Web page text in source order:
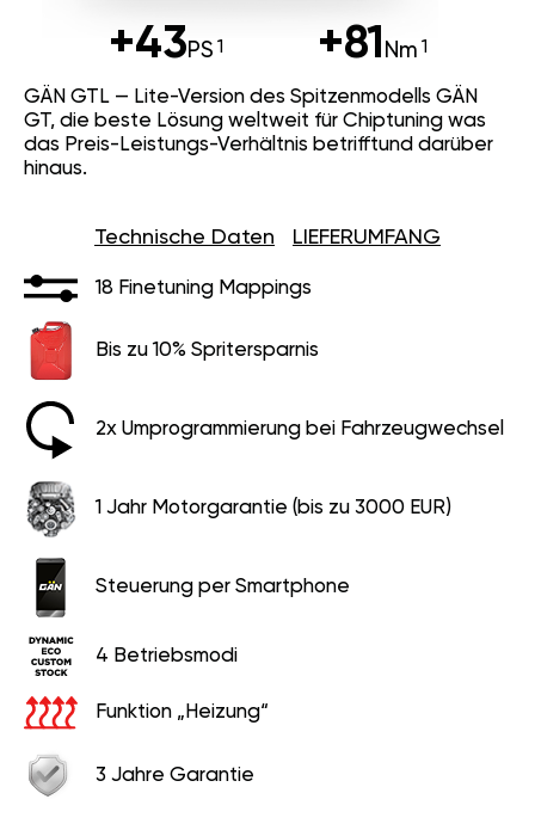
+43PS +81 Nm
GÄN GTL — Lite-Version des Spitzenmodells GÄN
GT, die beste Lösung weltweit für Chiptuning was
das Preis-Leistungs-Verhältnis betrifftund darüber
hinaus.
Technische Daten LIEFERUMFANG
18 Finetuning Mappings
Bis zu 10% Spritersparnis
2x Umprogrammierung bei Fahrzeugwechsel
1 Jahr Motorgarantie (bis zu 3000 EUR)
Steuerung per Smartphone
4 Betriebsmodi
Funktion „Heizung“
3 Jahre Garantie